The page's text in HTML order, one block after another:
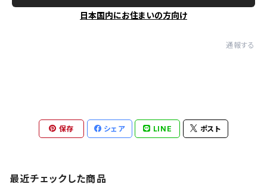
日本国内にお住まいの方向け
通報する
保存 シェア LINE ポスト
最近チェックした商品